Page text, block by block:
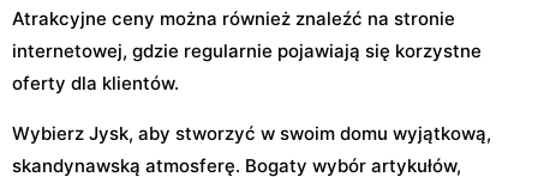
Atrakcyjne ceny można również znaleźć na stronie
internetowej, gdzie regularnie pojawiają się korzystne
oferty dla klientów.
Wybierz Jysk, aby stworzyć w swoim domu wyjątkową,
skandynawską atmosferę. Bogaty wybór artykułów,